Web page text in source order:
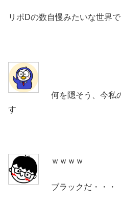
リポDの数自慢みたいな世界
何を隠そう、今私
す
ｗｗｗｗ
ブラックだ・・・